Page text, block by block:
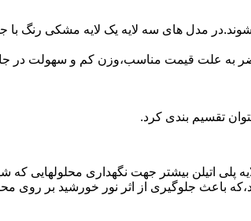
مدل های سه لایه یک لایه مشکی رنگ با
به علت قیمت مناسب،وزن کم و سهولت در
تقسیم بندی کرد.
پلی اتیلن بیشتر جهت نگهداری محلولهایی که
باعث جلوگیری از اثر نور خورشید بر روی